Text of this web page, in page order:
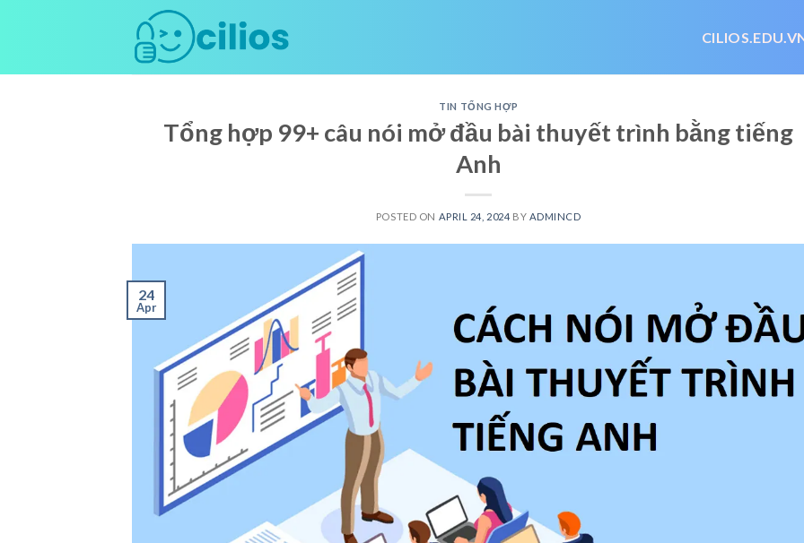
TIN TỔNG HỢP
Tổng hợp 99+ câu nói mở đầu bài thuyết trình bằng tiếng
Anh
POSTED ON APRIL 24, 2024 BY ADMINCD
24
Apr